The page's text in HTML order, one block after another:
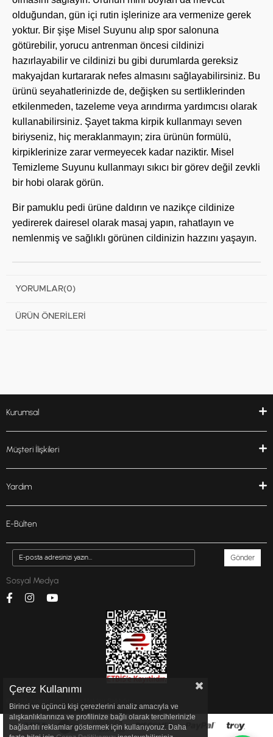
olduğundan, gün içi rutin işlerinize ara vermenize gerek
yoktur. Bir şişe Misel Suyunu alıp spor salonuna
götürebilir, yorucu antrenman öncesi cildinizi
hazırlayabilir ve cildinizi bu gibi durumlarda gereksiz
makyajdan kurtararak nefes almasını sağlayabilirsiniz. Bu
ürünü seyahatlerinizde de, değişken su sertliklerinden
etkilenmeden, tazeleme veya arındırma yardımcısı olarak
kullanabilirsiniz. Şayet takma kirpik kullanmayı seven
biriyseniz, hiç meraklanmayın; zira ürünün formülü,
kirpiklerinize zarar vermeyecek kadar naziktir. Misel
Temizleme Suyunu kullanmayı sıkıcı bir görev değil zevkli
bir hobi olarak görün.
Bir pamuklu pedi ürüne daldırın ve nazikçe cildinize
yedirerek dairesel olarak masaj yapın, rahatlayın ve
nemlenmiş ve sağlıklı görünen cildinizin hazzını yaşayın.
YORUMLAR(0)
ÜRÜN ÖNERILERI
Kurumsal
Müşteri İlişkileri
Yardım
E-Bülten
Gönder
Sosyal Medya
Çerez Kullanımı
Birinci ve üçüncü kişi çerezlerini analiz amacıyla ve
alışkanlıklarınıza ve profilinize bağlı olarak tercihlerinizle
bağlantılı reklamlar göstermek için kullanıyoruz. Daha